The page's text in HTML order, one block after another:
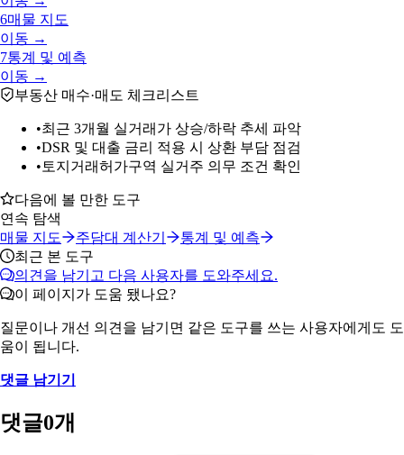
6매물 지도
이동 →
7통계 및 예측
이동 →
부동산 매수·매도 체크리스트
•최근 3개월 실거래가 상승/하락 추세 파악
•DSR 및 대출 금리 적용 시 상환 부담 점검
• 토지거래허가구역 실거주 의무 조건 확인
다음에 볼 만한 도구
연속 탐색
매물 지도
주담대 계산기
통계 및 예측
최근 본 도구
의견을 남기고 다음 사용자를 도와주세요.
이 페이지가 도움 됐나요?
질문이나 개선 의견을 남기면 같은 도구를 쓰는 사용자에게도 도
움이 됩니다.
댓글 남기기
댓글0개